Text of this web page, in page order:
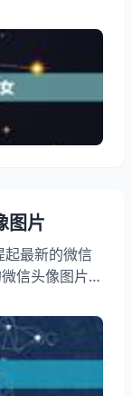
问成 人微信
么回事？其
自己微信头像
熟有气质的头
成 人微信头
图片
起最新的微信
信头像图片，
你知道这是
如何设置微信
片，希望能够
答：可以自己
，找到自己喜